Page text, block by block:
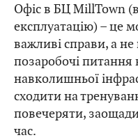
Офіс в БЦ MillTown
експлуатацію) – це
важливі справи, а не
позаробочі
навколишньої
сходити на
повечеряти,
час.